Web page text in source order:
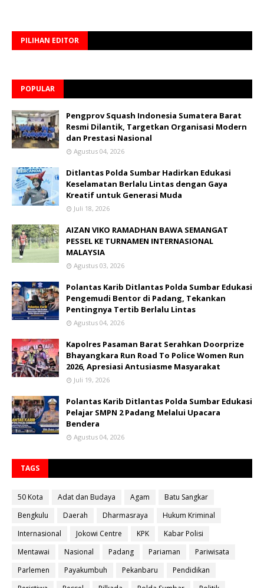
PILIHAN EDITOR
POPULAR
Pengprov Squash Indonesia Sumatera Barat
Resmi Dilantik, Targetkan Organisasi Modern
dan Prestasi Nasional
Agustus 04, 2026
Ditlantas Polda Sumbar Hadirkan Edukasi
Keselamatan Berlalu Lintas dengan Gaya
Kreatif untuk Generasi Muda
Juli 18, 2026
AIZAN VIKO RAMADHAN BAWA SEMANGAT
PESSEL KE TURNAMEN INTERNASIONAL
MALAYSIA
Agustus 03, 2026
Polantas Karib Ditlantas Polda Sumbar Edukasi
Pengemudi Bentor di Padang, Tekankan
Pentingnya Tertib Berlalu Lintas
Agustus 04, 2026
Kapolres Pasaman Barat Serahkan Doorprize
Bhayangkara Run Road To Police Women Run
2026, Apresiasi Antusiasme Masyarakat
Juli 19, 2026
Polantas Karib Ditlantas Polda Sumbar Edukasi
Pelajar SMPN 2 Padang Melalui Upacara
Bendera
Agustus 04, 2026
TAGS
50 Kota Adat dan Budaya Agam
Batu Sangkar
Bengkulu
Daerah Dharmasraya
Hukum Kriminal
Internasional
Jokowi Centre KPK
Kabar Polisi
Mentawai
Nasional Padang Pariaman
Pariwisata
Parlemen
Payakumbuh Pekanbaru
Pendidikan